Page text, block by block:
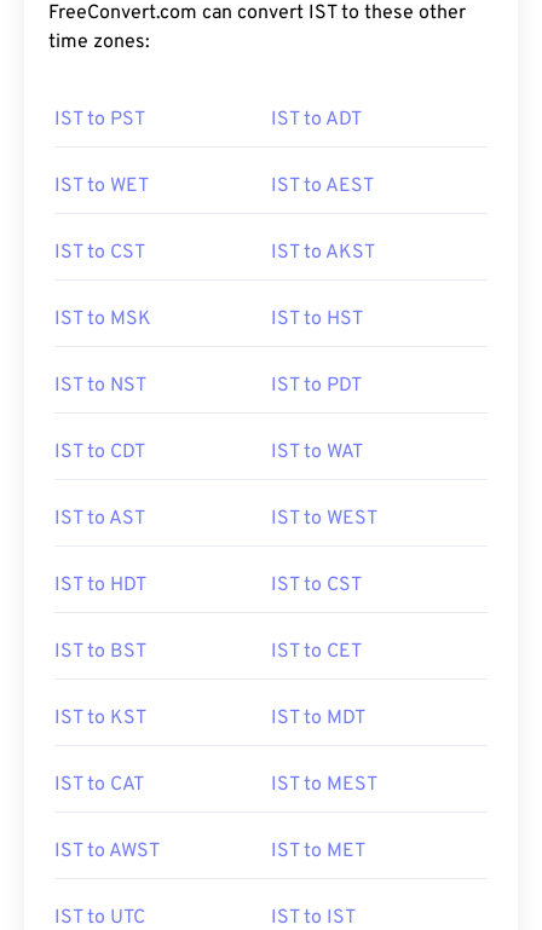
FreeConvert.com can convert IST to these other
time zones:
IST to PST IST to ADT
IST to WET IST to AEST
IST to CST IST to AKST
IST to MSK IST to HST
IST to NST IST to PDT
IST to CDT IST to WAT
IST to AST IST to WEST
IST to HDT IST to CST
IST to BST IST to CET
IST to KST IST to MDT
IST to CAT IST to MEST
IST to AWST IST to MET
IST to UTC IST to IST